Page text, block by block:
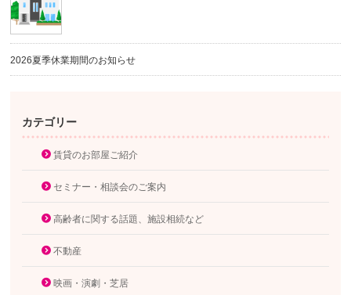
2026夏季休業期間のお知らせ
カテゴリー
賃貸のお部屋ご紹介
セミナー・相談会のご案内
高齢者に関する話題、施設相続など
不動産
映画・演劇・芝居